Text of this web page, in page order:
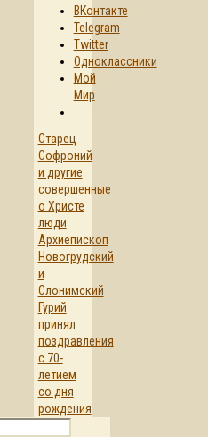
ВКонтакте
Telegram
Twitter
Одноклассники
Мой
Мир
Старец
Софроний
и другие
совершенные
о Христе
люди
Архиепископ
Новогрудский
и
Слонимский
Гурий
принял
поздравления
с 70-
летием
со дня
рождения